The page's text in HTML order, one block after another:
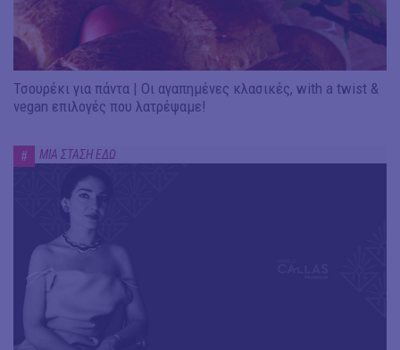
Τσουρέκι για πάντα | Οι αγαπημένες κλασικές, with a twist &
vegan επιλογές που λατρέψαμε!
# ΜΙΑ ΣΤΑΣΗ ΕΔΩ